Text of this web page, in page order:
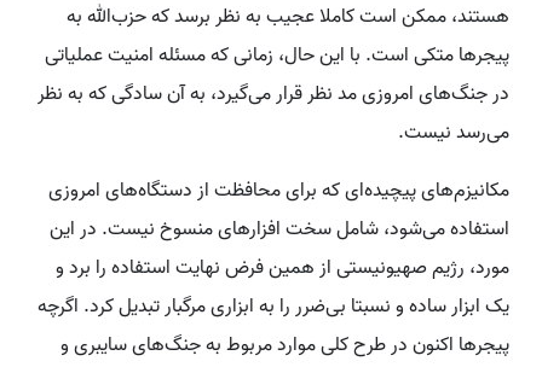
هستند، ممکن است کاملا عجیب به نظر برسد که حزب‌الله به
پیجرها متکی است. با این حال، زمانی که مسئله امنیت عملیاتی
در جنگ‌های امروزی مد نظر قرار می‌گیرد، به آن سادگی که به نظر
می‌رسد نیست.
مکانیزم‌های پیچیده‌ای که برای محافظت از دستگاه‌های امروزی
استفاده می‌شود، شامل سخت افزارهای منسوخ نیست. در این
مورد، رژیم صهیونیستی از همین فرض نهایت استفاده را برد و
یک ابزار ساده و نسبتا بی‌ضرر را به ابزاری مرگبار تبدیل کرد. اگرچه
پیجرها اکنون در طرح کلی موارد مربوط به جنگ‌های سایبری و